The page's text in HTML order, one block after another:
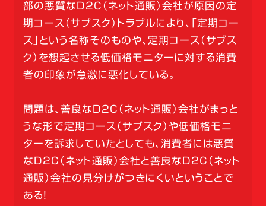
部の悪質なD2C（ネット通販）会社が原因の定
期コース（サブスク）トラブルにより、「定期コー
ス」という名称そのものや、定期コース（サブス
ク）を想起させる低価格モニターに対する消費
者の印象が急激に悪化している。
問題は、善良なD2C（ネット通販）会社がまっと
うな形で定期コース（サブスク）や低価格モニ
ターを訴求していたとしても、消費者には悪質
なD2C（ネット通販）会社と善良なD2C（ネット
通販）会社の見分けがつきにくいということで
ある！